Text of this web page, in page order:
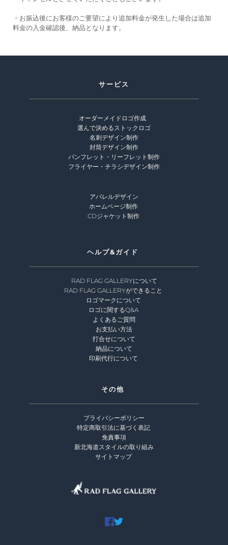
・お振込後にお客様のご要望により追加料金が発生した場合は追加
料金の入金確認後、納品となります。
サービス
オーダーメイドロゴ作成
選んで決めるストックロゴ
名刺デザイン制作
封筒デザイン制作
パンフレット・リーフレット制作
フライヤー・チラシデザイン制作
アパレルデザイン
ホームページ制作
CDジャケット制作
ヘルプ&ガイド
RAD FLAG GALLERYについて
RAD FLAG GALLERYができること
ロゴマークについて
ロゴに関するQ&A
よくあるご質問
お支払い方法
打合せについて
納品について
印刷代行について
その他
プライバシーポリシー
特定商取引法に基づく表記
免責事項
新北海道スタイルの取り組み
サイトマップ